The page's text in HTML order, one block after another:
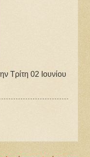
Τρίτη 02 Ιουνίου